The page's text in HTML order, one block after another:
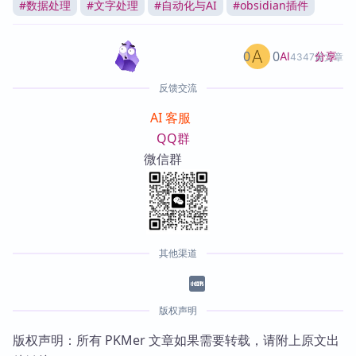
#数据处理 #文字处理 #自动化与AI #obsidian插件
AI4347篇文章
0 0 分享
反馈交流
AI 客服
QQ群
微信群
其他渠道
版权声明
版权声明：所有 PKMer 文章如果需要转载，请附上原文出